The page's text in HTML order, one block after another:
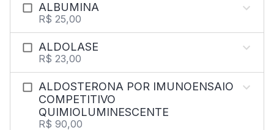
ALBUMINA
R$ 25,00
ALDOLASE
R$ 23,00
ALDOSTERONA POR IMUNOENSAIO
COMPETITIVO
QUIMIOLUMINESCENTE
R$ 90,00